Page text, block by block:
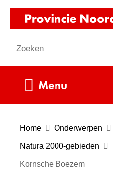
o
e
Zoeken
Menu
Home Onderwerpen
Natura 2000-gebieden
Kornsche Boezem